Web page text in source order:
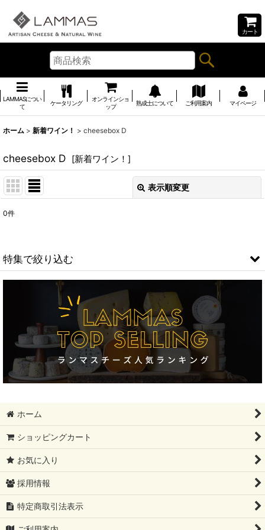
カート
LAMMASについ
て
ケータリング
オンラインショ
ップ
熟成士について ご利用案内 マイページ
ホーム > 新着ワイン！ > cheesebox D
cheesebox D [新着ワイン！ ]
表示順変更
並び順:
0件
特集で絞り込む
フィンランド大SALE!!!!
モンドール
12月31日まで
レストラン卸分SALE
父の日ギフト
コンテ祭り【10%OFF】
ブリートリュフ
ホーム
ショッピングカート
お気に入り
採用情報
特定商取引法表示